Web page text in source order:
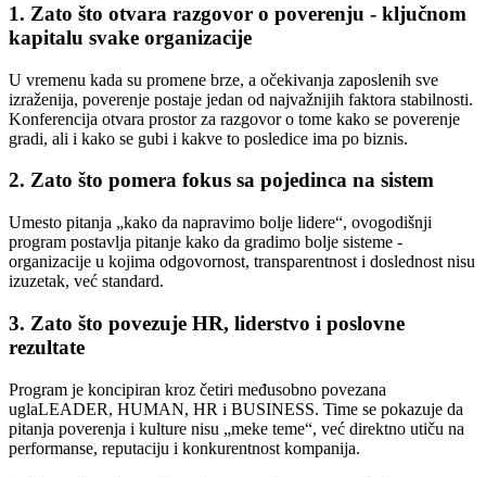
1. Zato što otvara razgovor o poverenju - ključnom
kapitalu svake organizacije
U vremenu kada su promene brze, a očekivanja zaposlenih sve
izraženija, poverenje postaje jedan od najvažnijih faktora stabilnosti.
Konferencija otvara prostor za razgovor o tome kako se poverenje
gradi, ali i kako se gubi i kakve to posledice ima po biznis.
2. Zato što pomera fokus sa pojedinca na sistem
Umesto pitanja „kako da napravimo bolje lidere“, ovogodišnji
program postavlja pitanje kako da gradimo bolje sisteme -
organizacije u kojima odgovornost, transparentnost i doslednost nisu
izuzetak, već standard.
3. Zato što povezuje HR, liderstvo i poslovne
rezultate
Program je koncipiran kroz četiri međusobno povezana
uglaLEADER, HUMAN, HR i BUSINESS. Time se pokazuje da
pitanja poverenja i kulture nisu „meke teme“, već direktno utiču na
performanse, reputaciju i konkurentnost kompanija.